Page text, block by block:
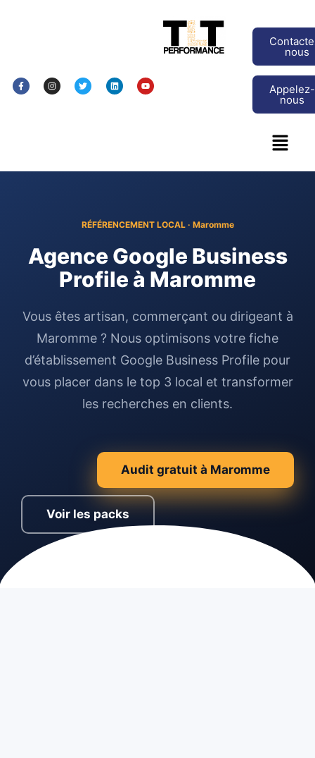
nous
Appelez-
nous
RÉFÉRENCEMENT LOCAL · Maromme
Agence Google Business
Profile à Maromme
Vous êtes artisan, commerçant ou dirigeant à
Maromme ? Nous optimisons votre fiche
d’établissement Google Business Profile pour
vous placer dans le top 3 local et transformer
les recherches en clients.
Audit gratuit à Maromme
Voir les packs